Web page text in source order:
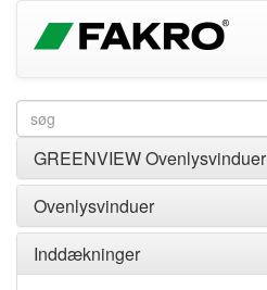
GREENVIEW Ovenlysvinduer
Ovenlysvinduer
Inddækninger